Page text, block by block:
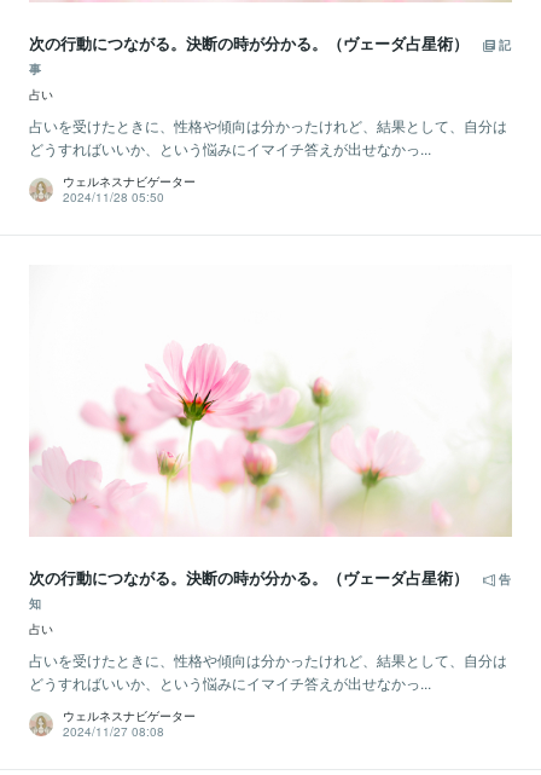
次の行動につながる。決断の時が分かる。（ヴェーダ占星術）
記
事
占い
占いを受けたときに、性格や傾向は分かったけれど、結果として、自分は
どうすればいいか、という悩みにイマイチ答えが出せなかっ...
ウェルネスナビゲーター
2024/11/28 05:50
次の行動につながる。決断の時が分かる。（ヴェーダ占星術）
告
知
占い
占いを受けたときに、性格や傾向は分かったけれど、結果として、自分は
どうすればいいか、という悩みにイマイチ答えが出せなかっ...
ウェルネスナビゲーター
2024/11/27 08:08